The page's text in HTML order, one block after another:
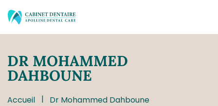
DR MOHAMMED
DAHBOUNE
Accueil Dr Mohammed Dahboune